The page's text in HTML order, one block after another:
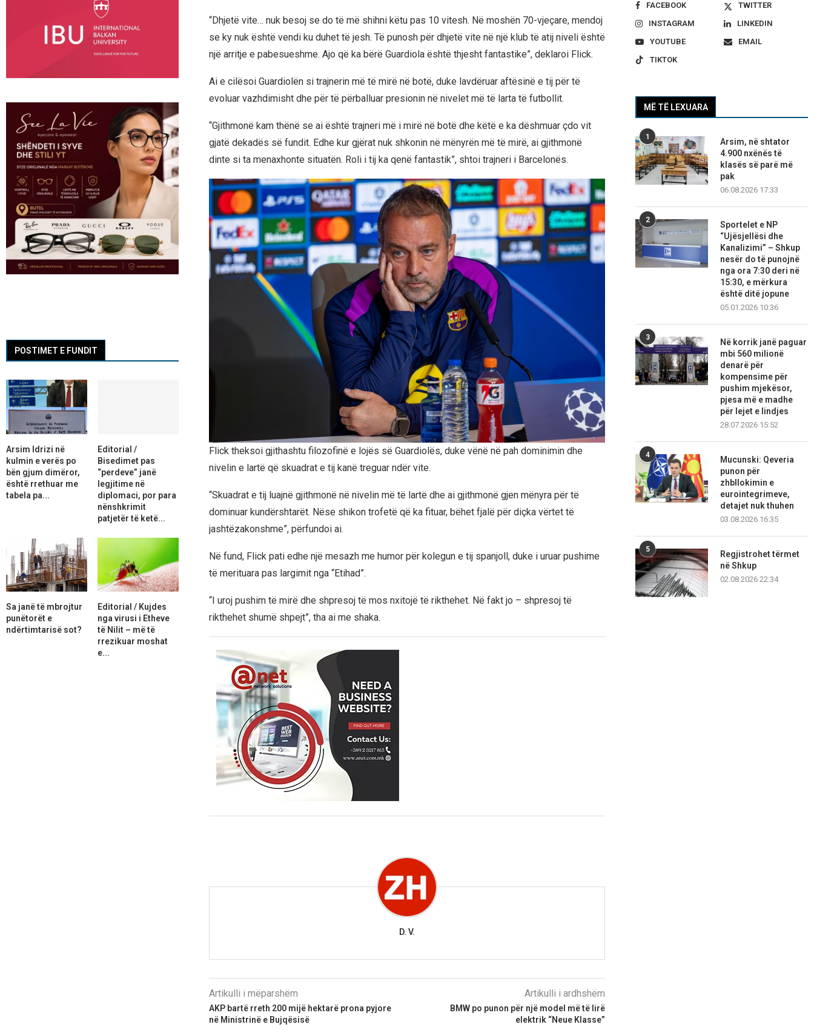
“Dhjetë vite… nuk besoj se do të më shihni këtu pas 10 vitesh. Në moshën 70-vjeçare, mendoj
se ky nuk është vendi ku duhet të jesh. Të punosh për dhjetë vite në një klub të atij niveli është
një arritje e pabesueshme. Ajo që ka bërë Guardiola është thjesht fantastike”, deklaroi Flick.
Ai e cilësoi Guardiolën si trajnerin më të mirë në botë, duke lavdëruar aftësinë e tij për të
evoluar vazhdimisht dhe për të përballuar presionin në nivelet më të larta të futbollit.
“Gjithmonë kam thënë se ai është trajneri më i mirë në botë dhe këtë e ka dëshmuar çdo vit
gjatë dekadës së fundit. Edhe kur gjërat nuk shkonin në mënyrën më të mirë, ai gjithmonë
dinte si ta menaxhonte situatën. Roli i tij ka qenë fantastik”, shtoi trajneri i Barcelonës.
Flick theksoi gjithashtu filozofinë e lojës së Guardiolës, duke vënë në pah dominimin dhe
nivelin e lartë që skuadrat e tij kanë treguar ndër vite.
“Skuadrat e tij luajnë gjithmonë në nivelin më të lartë dhe ai gjithmonë gjen mënyra për të
dominuar kundërshtarët. Nëse shikon trofetë që ka fituar, bëhet fjalë për diçka vërtet të
jashtëzakonshme”, përfundoi ai.
Në fund, Flick pati edhe një mesazh me humor për kolegun e tij spanjoll, duke i uruar pushime
të merituara pas largimit nga “Etihad”.
“I uroj pushim të mirë dhe shpresoj të mos nxitojë të rikthehet. Në fakt jo – shpresoj të
rikthehet shumë shpejt”, tha ai me shaka.
D. V.
Artikulli i mëparshëm
AKP bartë rreth 200 mijë hektarë prona pyjore
në Ministrinë e Bujqësisë
Artikulli i ardhshëm
BMW po punon për një model më të lirë
elektrik “Neue Klasse”
FACEBOOK
TWITTER
INSTAGRAM
LINKEDIN
YOUTUBE
EMAIL
TIKTOK
MË TË LEXUARA
1
Arsim, në shtator
4.900 nxënës të
klasës së parë më
pak
06.08.2026 17:33
2
Sportelet e NP
“Ujësjellësi dhe
Kanalizimi” – Shkup
nesër do të punojnë
nga ora 7:30 deri në
15:30, e mërkura
është ditë jopune
05.01.2026 10:36
3
Në korrik janë paguar
mbi 560 milionë
denarë për
kompensime për
pushim mjekësor,
pjesa më e madhe
për lejet e lindjes
28.07.2026 15:52
4
Mucunski: Qeveria
punon për
zhbllokimin e
eurointegrimeve,
detajet nuk thuhen
03.08.2026 16:35
5
Regjistrohet tërmet
në Shkup
02.08.2026 22:34
POSTIMET E FUNDIT
Arsim Idrizi në
kulmin e verës po
bën gjum dimëror,
është rrethuar me
tabela pa...
Editorial /
Bisedimet pas
“perdeve” janë
legjitime në
diplomaci, por para
nënshkrimit
patjetër të ketë...
Sa janë të mbrojtur
punëtorët e
ndërtimtarisë sot?
Editorial / Kujdes
nga virusi i Etheve
të Nilit – më të
rrezikuar moshat
e...